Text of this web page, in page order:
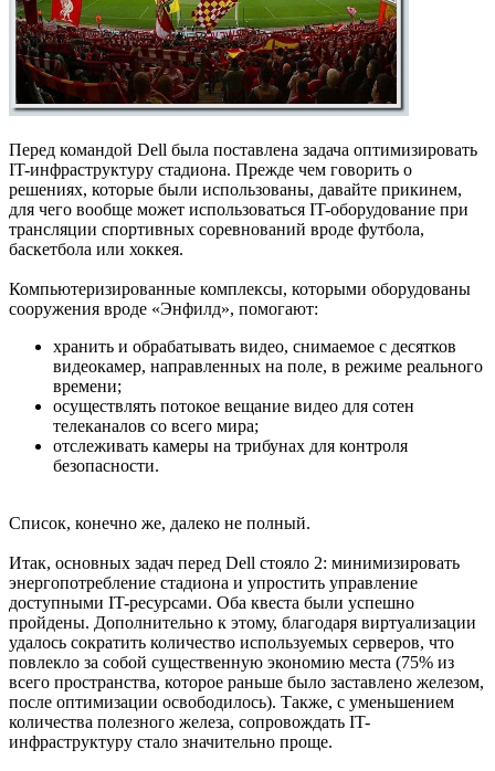
Перед командой Dell была поставлена задача оптимизировать
IT-инфраструктуру стадиона. Прежде чем говорить о
решениях, которые были использованы, давайте прикинем,
для чего вообще может использоваться IT-оборудование при
трансляции спортивных соревнований вроде футбола,
баскетбола или хоккея.
Компьютеризированные комплексы, которыми оборудованы
сооружения вроде «Энфилд», помогают:
хранить и обрабатывать видео, снимаемое с десятков
видеокамер, направленных на поле, в режиме реального
времени;
осуществлять потокое вещание видео для сотен
телеканалов со всего мира;
отслеживать камеры на трибунах для контроля
безопасности.
Список, конечно же, далеко не полный.
Итак, основных задач перед Dell стояло 2: минимизировать
энергопотребление стадиона и упростить управление
доступными IT-ресурсами. Оба квеста были успешно
пройдены. Дополнительно к этому, благодаря виртуализации
удалось сократить количество используемых серверов, что
повлекло за собой существенную экономию места (75% из
всего пространства, которое раньше было заставлено железом,
после оптимизации освободилось). Также, с уменьшением
количества полезного железа, сопровождать IT-
инфраструктуру стало значительно проще.